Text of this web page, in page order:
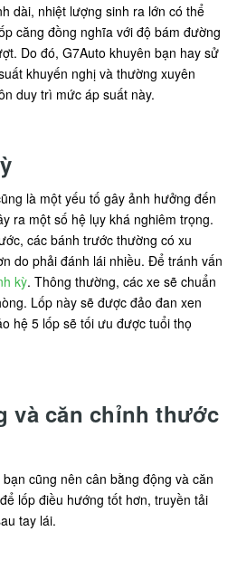
dài, nhiệt lượng sinh ra lớn có thể
căng đồng nghĩa với độ bám đường
Do đó, G7Auto khuyên bạn hay sử
khuyến nghị và thường xuyên
duy trì mức áp suất này.
là một yếu tố gây ảnh hưởng đến
ra một số hệ lụy khá nghiêm trọng.
các bánh trước thường có xu
do phải đánh lái nhiều. Để tránh vấn
kỳ. Thông thường, các xe sẽ chuẩn
Lốp này sẽ được đảo đan xen
hệ 5 lốp sẽ tối ưu được tuổi thọ
và căn chỉnh thước
cũng nên cân bằng động và căn
lốp điều hướng tốt hơn, truyền tải
tay lái.